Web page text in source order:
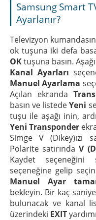
Samsung Smart
Ayarlanır?
Televizyon
ok tuşuna iki defa
OKtuşuna basın.
Kanal Ayarları
Manuel Ayarlama
Açılan ekranda
basın ve listedeYeni
tuşu ile aşağı inin,
Yeni Transponder
Simge V (Dikey)ızı
Polarite satırındaV
Kaydet seçeneğini
seçeneğine gelip
Manuel Ayar
bekleyin. Bir kaç
bulunacak ve kanal
üzerindeki EXIT